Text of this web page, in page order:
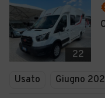
22
Usato Giugno